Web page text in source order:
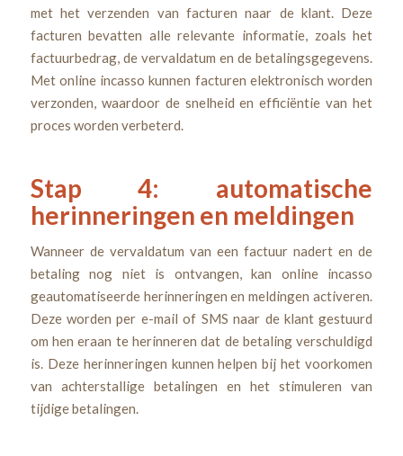
met het verzenden van facturen naar de klant. Deze
facturen bevatten alle relevante informatie, zoals het
factuurbedrag, de vervaldatum en de betalingsgegevens.
Met online incasso kunnen facturen elektronisch worden
verzonden, waardoor de snelheid en efficiëntie van het
proces worden verbeterd.
Stap 4: automatische
herinneringen en meldingen
Wanneer de vervaldatum van een factuur nadert en de
betaling nog niet is ontvangen, kan online incasso
geautomatiseerde herinneringen en meldingen activeren.
Deze worden per e-mail of SMS naar de klant gestuurd
om hen eraan te herinneren dat de betaling verschuldigd
is. Deze herinneringen kunnen helpen bij het voorkomen
van achterstallige betalingen en het stimuleren van
tijdige betalingen.